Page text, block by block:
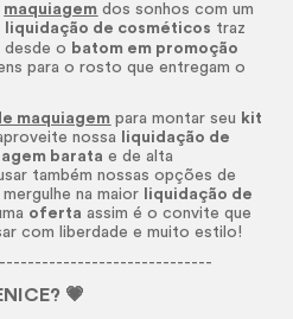
maquiagem dos sonhos com um
liquidação de cosméticos traz
desde o batom em promoção
para o rosto que entregam o
maquiagem para montar seu kit
nossa
liquidação de
barata e de alta
também nossas opções de
mergulhe na maior
liquidação de
oferta assim é o convite que
com liberdade e muito estilo!
💗